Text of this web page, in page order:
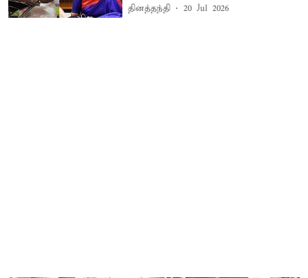
தினத்தந்தி 20 Jul 2026